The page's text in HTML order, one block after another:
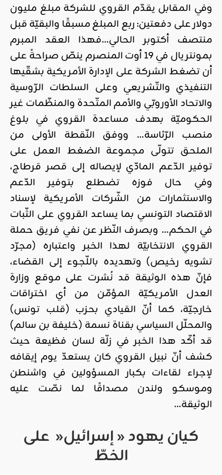
وفي المقابل يقدّم القروي للشركة مبلغ مليون
دولار على دفعتين: ربع المبلغ مسبقًا والبقيّة قبل
منتصف أكتوبر الحالي…فهذا العقد المبرم
بمونتريال في 19 أوت المنصرم ينصّ صراحةً على
أن تضغط الشركة على الإدارة الأمريكية بشقّيها
التنفيذي والتّشريعي وعلى السلطات الرّوسية
والاتحاد الأوروبّي والأمم المتّحدة والمنظّمات غير
الحكوميّة بهدف مساعدة القروي في بلوغ
منصب الرّئاسة… ووفق النّقطة الأولى من
الملحق تتولّى مجموعة الضغط العمل على
توفير الدّعم المادّي لإيصاله إلى قصر قرطاج،
وفي حال فوزه تضطلع بتوفير الدّعم
والاستثمارات من الشّركات الأمريكية لإسناد
الاقتصاد التونسي بما يساعد القروي على الثّبات
في الحكم… وبصرف النّظر عن نفي فريق حملة
القروي الانتخابيّة لهذا الخبر واعتباره (مجرّد
تشويه رخيص) وتهديده باللّجوء إلى القضاء،
فإنّ هذه الوثيقة قد نُشرت على موقع وزارة
العدل الأمريكيّة المؤمّن من أي اختراقات
خارجيّة، كما أنّ القيادي بحزب (قلب تونس)
والمحلّل السياسي بقناة نسمة (خليفة بن سالم)
قد أكّد هذا الخبر في زلّة لسان فظيعة حيث
كشف أنّ نبيل القروي كان يستعدّ يوم إيقافه
لإجراء لقاءات بكبار المسؤولين في واشنطن
وموسكو ولندن مصداقًا لما نصّت عليه
الوثيقة…
كيان يهود « إسرائيل« على
الخطّ